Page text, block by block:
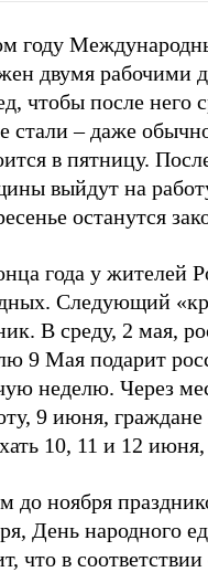
году
двумя рабочими
чтобы после него
стали – даже
в пятницу.
выйдут на
останутся
года у жителей
Следующий
В среду, 2 мая,
9 Мая подарит
неделю. Через
9 июня,
10, 11 и 12
до ноября
День народного
что в